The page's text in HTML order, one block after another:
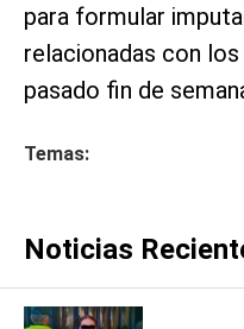
para formular
relacionadas con
pasado fin de
Temas:
Noticias